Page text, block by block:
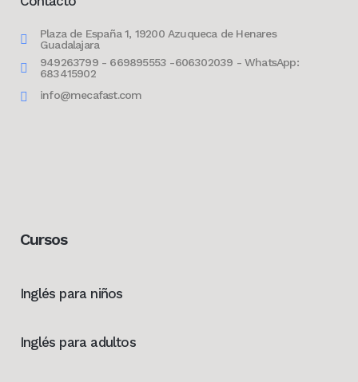
Plaza de España 1, 19200 Azuqueca de Henares
Guadalajara
949263799 - 669895553 -606302039 - WhatsApp:
683415902
info@mecafast.com
Cursos
Inglés para niños
Inglés para adultos